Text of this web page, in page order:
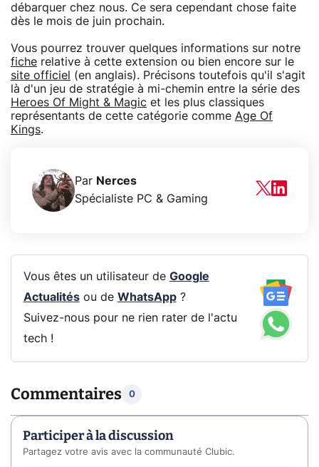
débarquer chez nous. Ce sera cependant chose faite
dès le mois de juin prochain.
Vous pourrez trouver quelques informations sur notre
fiche relative à cette extension ou bien encore sur le
site officiel
(en anglais). Précisons toutefois qu'il s'agit
là d'un jeu de stratégie à mi-chemin entre la série des
Heroes Of Might & Magic et les plus classiques
représentants de cette catégorie comme Age Of
Kings.
Par Nerces
Spécialiste PC & Gaming
Vous êtes un utilisateur de Google
Actualitésou de WhatsApp?
Suivez-nous pour ne rien rater de l'actu
tech !
Commentaires 0
Participer à la discussion
Partagez votre avis avec la communauté Clubic.